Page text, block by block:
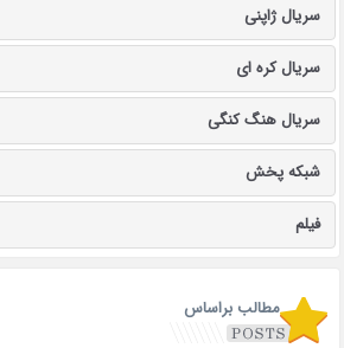
سریال ژاپنی
سریال کره ای
سریال هنگ کنگی
شبکه پخش
فیلم
مطالب براساس